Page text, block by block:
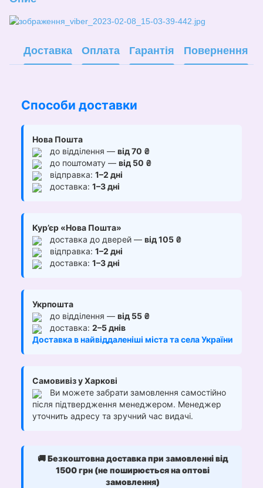
Доставка Оплата Гарантія Повернення
Способи доставки
Нова Пошта
до відділення — від 70 ₴
до поштомату — від 50 ₴
відправка: 1–2 дні
доставка: 1–3 дні
Кур’єр «Нова Пошта»
доставка до дверей — від 105 ₴
відправка: 1–2 дні
доставка: 1–3 дні
Укрпошта
до відділення — від 55 ₴
доставка: 2–5 днів
Доставка в найвіддаленіші міста та села України
Самовивіз у Харкові
Ви можете забрати замовлення самостійно
після підтвердження менеджером. Менеджер
уточнить адресу та зручний час видачі.
🚚Безкоштовна доставка при замовленні від
1500 грн (не поширюється на оптові
замовлення)